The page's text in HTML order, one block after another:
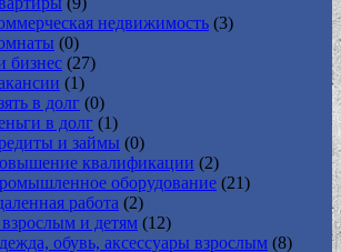
недвижимость (3)
(0)
бизнес (27)
(1)
в долг (0)
в долг (1)
и займы (0)
квалификации (2)
оборудование (21)
работа (2)
и детям (12)
обувь, аксессуары взрослым (8)